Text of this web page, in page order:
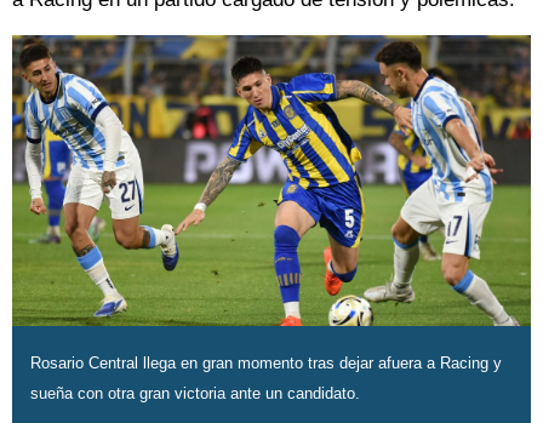
Rosario Central llega en gran momento tras dejar afuera a Racing y
sueña con otra gran victoria ante un candidato.